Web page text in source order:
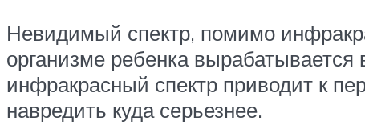
Невидимый спектр, помимо
организме ребенка
инфракрасный спектр приводит к
навредить куда серьезнее.